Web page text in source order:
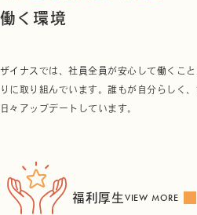
働く環境
ザイナスでは、社員全員が安心して働くこ
りに取り組んでいます。誰もが自分らしく
日々アップデートしています。
福利厚生VIEW MORE